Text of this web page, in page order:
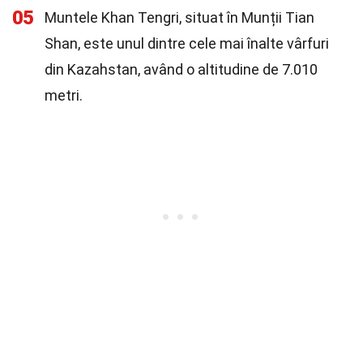
05
Muntele Khan Tengri, situat în Munții Tian
Shan, este unul dintre cele mai înalte vârfuri
din Kazahstan, având o altitudine de 7.010
metri.